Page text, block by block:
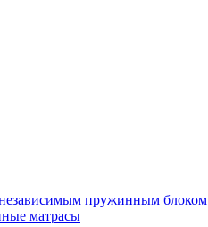
пружинным блоком
матрасы